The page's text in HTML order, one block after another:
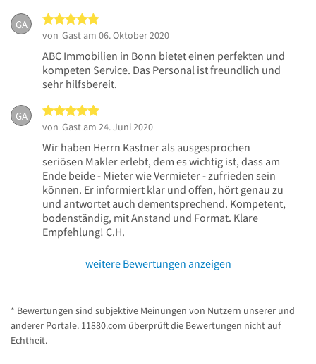
GA
von Gast am 06. Oktober 2020
ABC Immobilien in Bonn bietet einen perfekten und
kompeten Service. Das Personal ist freundlich und
sehr hilfsbereit.
GA
von Gast am 24. Juni 2020
Wir haben Herrn Kastner als ausgesprochen
seriösen Makler erlebt, dem es wichtig ist, dass am
Ende beide - Mieter wie Vermieter - zufrieden sein
können. Er informiert klar und offen, hört genau zu
und antwortet auch dementsprechend. Kompetent,
bodenständig, mit Anstand und Format. Klare
Empfehlung! C.H.
weitere Bewertungen anzeigen
* Bewertungen sind subjektive Meinungen von Nutzern unserer und
anderer Portale. 11880.com überprüft die Bewertungen nicht auf
Echtheit.